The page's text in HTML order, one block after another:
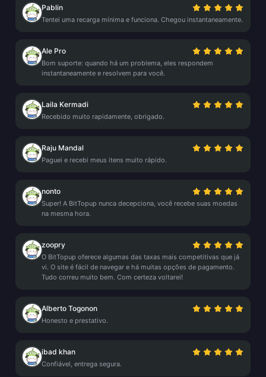
Pablin
Tentei uma recarga mínima e funciona. Chegou instantaneamente.
Ale Pro
Bom suporte: quando há um problema, eles respondem
instantaneamente e resolvem para você.
Laila Kermadi
Recebido muito rapidamente, obrigado.
Raju Mandal
Paguei e recebi meus itens muito rápido.
nonto
Super! A BitTopup nunca decepciona, você recebe suas moedas
na mesma hora.
zoopry
O BitTopup oferece algumas das taxas mais competitivas que já
vi. O site é fácil de navegar e há muitas opções de pagamento.
Tudo correu muito bem. Com certeza voltarei!
Alberto Togonon
Honesto e prestativo.
ibad khan
Confiável, entrega segura.